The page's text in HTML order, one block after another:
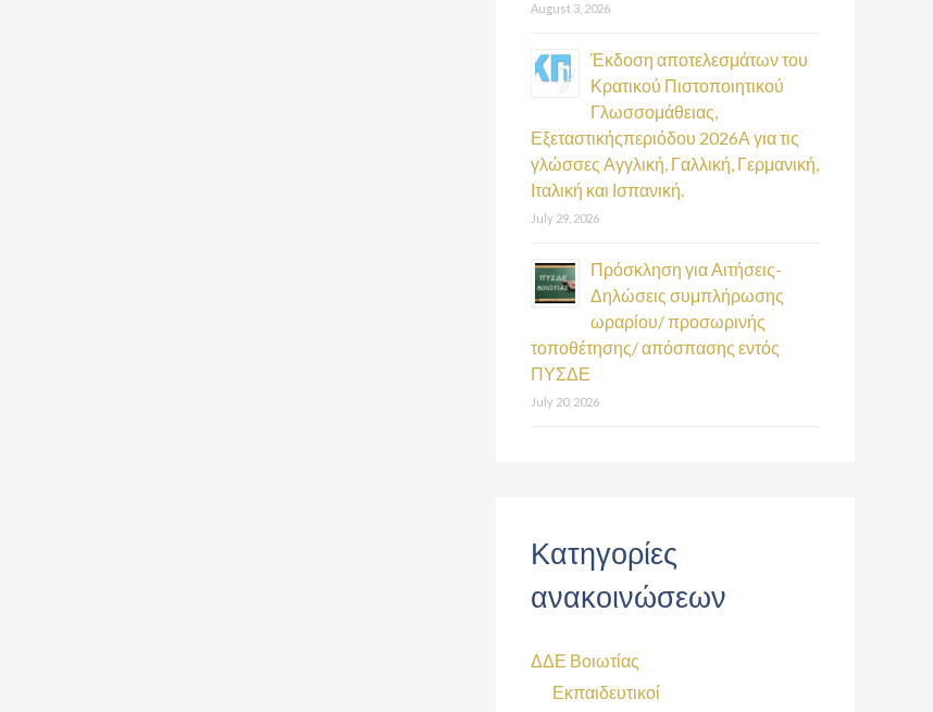
August 3, 2026
Έκδοση αποτελεσμάτων του
Κρατικού Πιστοποιητικού
Γλωσσομάθειας,
Εξεταστικήςπεριόδου 2026Α για τις
γλώσσες Αγγλική, Γαλλική, Γερμανική,
Ιταλική και Ισπανική.
July 29, 2026
Πρόσκληση για Αιτήσεις-
Δηλώσεις συμπλήρωσης
ωραρίου/ προσωρινής
τοποθέτησης/ απόσπασης εντός
ΠΥΣΔΕ
July 20, 2026
Κατηγορίες
ανακοινώσεων
ΔΔΕ Βοιωτίας
Εκπαιδευτικοί